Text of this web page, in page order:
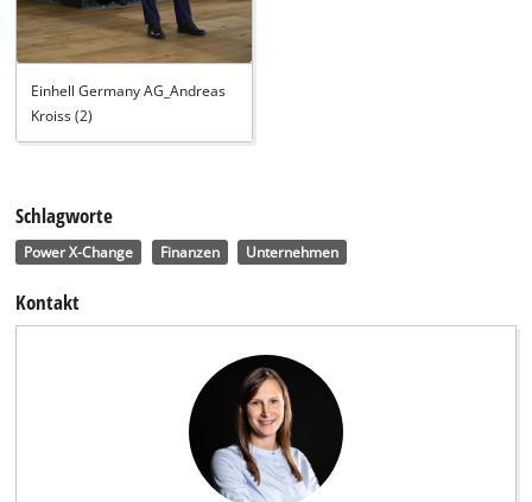
Einhell Germany AG_Andreas
Kroiss (2)
Schlagworte
Power X-Change Finanzen Unternehmen
Kontakt